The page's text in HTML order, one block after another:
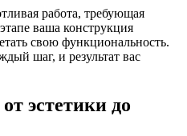
работа, требующая
ваша конструкция
свою функциональность.
шаг, и результат вас
эстетики до